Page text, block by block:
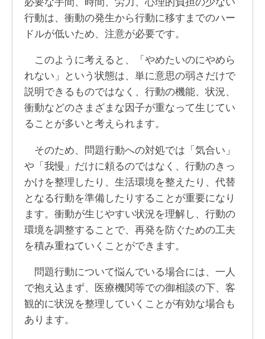
行動は、衝動の発生から行動に移すまでのハー
ドルが低いため、注意が必要です。
このように考えると、「やめたいのにやめら
れない」という状態は、単に意思の弱さだけで
説明できるものではなく、行動の機能、状況、
衝動などのさまざまな因子が重なって生じてい
ることが多いと考えられます。
そのため、問題行動への対処では「気合い」
や「我慢」だけに頼るのではなく、行動のきっ
かけを整理したり、生活環境を整えたり、代替
となる行動を準備したりすることが重要になり
ます。衝動が生じやすい状況を理解し、行動の
環境を調整することで、再発を防ぐための工夫
を積み重ねていくことができます。
問題行動について悩んでいる場合には、一人
で抱え込まず、医療機関等での御相談の下、客
観的に状況を整理していくことが有効な場合も
あります。